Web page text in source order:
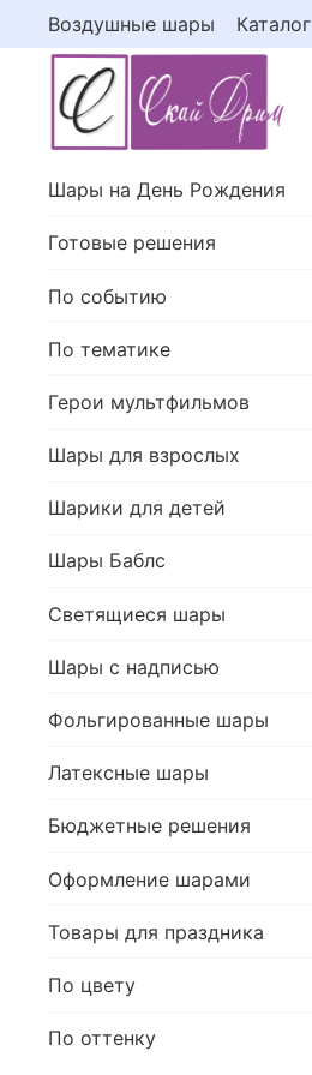
Воздушные шары Каталог
Шары на День Рождения
Готовые решения
По событию
По тематике
Герои мультфильмов
Шары для взрослых
Шарики для детей
Шары Баблс
Светящиеся шары
Шары с надписью
Фольгированные шары
Латексные шары
Бюджетные решения
Оформление шарами
Товары для праздника
По цвету
По оттенку